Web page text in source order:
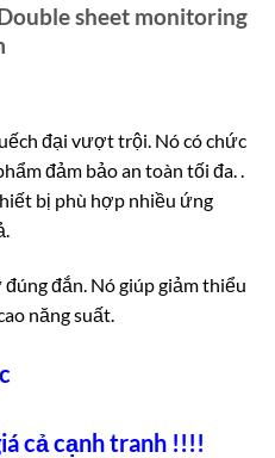
sheet monitoring
đại vượt trội. Nó có chức
đảm bảo an toàn tối đa. .
bị phù hợp nhiều ứng
đúng đắn. Nó giúp giảm thiểu
năng suất.
cả cạnh tranh !!!!